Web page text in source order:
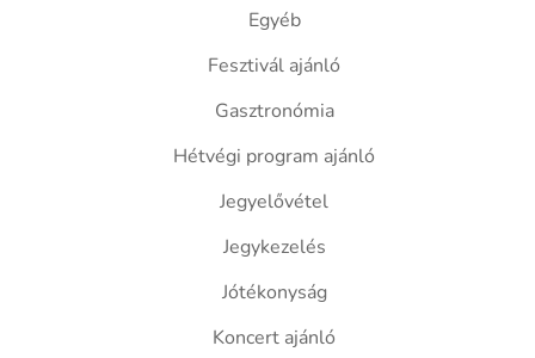
Egyéb
Fesztivál ajánló
Gasztronómia
Hétvégi program ajánló
Jegyelővétel
Jegykezelés
Jótékonyság
Koncert ajánló